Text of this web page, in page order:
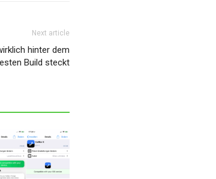
Next article
hinter dem
Build steckt